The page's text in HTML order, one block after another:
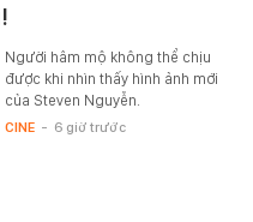
Người hâm mộ không thể chịu
được khi nhìn thấy hình ảnh mới
của Steven Nguyễn.
CINE - 6 giờ trước